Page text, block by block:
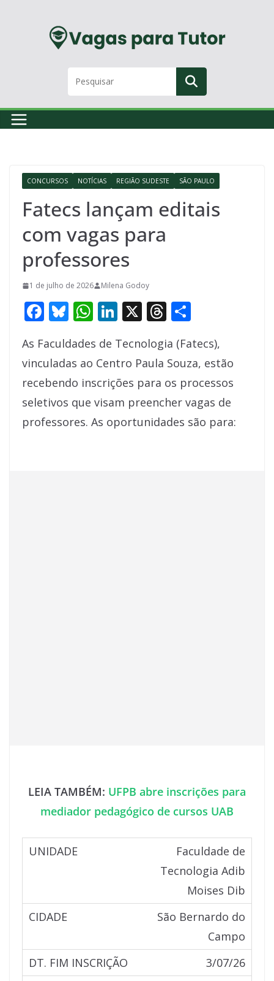
CONCURSOS NOTÍCIAS REGIÃO SUDESTE SÃO PAULO
Fatecs lançam editais
com vagas para
professores
1 de julho de 2026 Milena Godoy
F
e
b
o
o
k
Bl
e
sk
y
W
at
s
A
p
p
Li
k
e
dI
n
X T
re
a
d
s
ar
e
As Faculdades de Tecnologia (Fatecs),
vinculadas ao Centro Paula Souza, estão
recebendo inscrições para os processos
seletivos que visam preencher vagas de
professores. As oportunidades são para:
LEIA TAMBÉM: UFPB abre inscrições para
mediador pedagógico de cursos UAB
Faculdade de
Tecnologia Adib
Moises Dib
São Bernardo do
Campo
3/07/26